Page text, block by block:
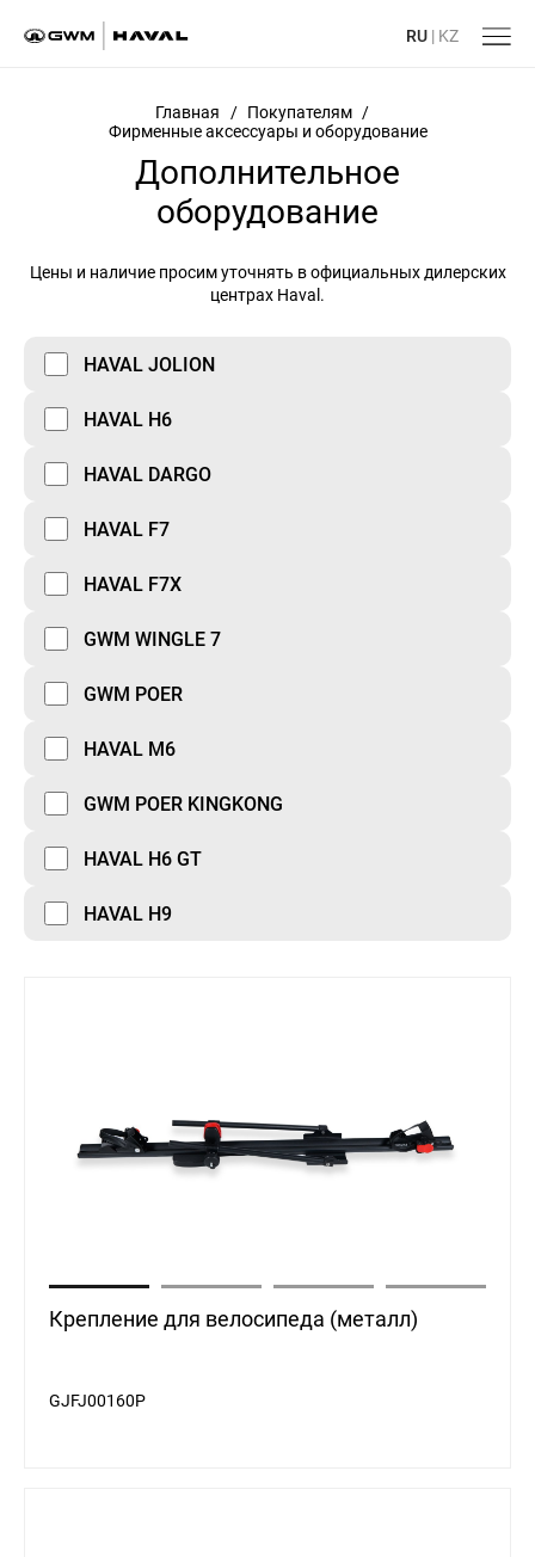
RU | KZ
Главная / Покупателям /
Фирменные аксессуары и оборудование
Дополнительное
оборудование
Цены и наличие просим уточнять в официальных дилерских
центрах Haval.
HAVAL JOLION
HAVAL H6
HAVAL DARGO
HAVAL F7
HAVAL F7X
GWM WINGLE 7
GWM POER
HAVAL M6
GWM POER KINGKONG
HAVAL H6 GT
HAVAL H9
Крепление для велосипеда (металл)
GJFJ00160P